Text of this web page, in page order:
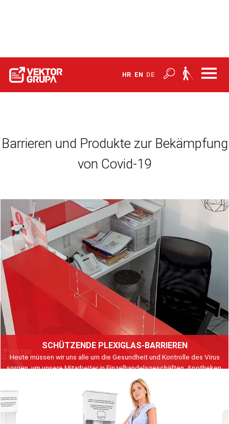
HR EN DE
Home
Produkte
Barrieren und Produkte zur Bekämpfung von Covid-19
Barrieren und Produkte zur Bekämpfung
von Covid-19
SCHÜTZENDE PLEXIGLAS-BARRIEREN
Heute müssen wir uns alle um die Gesundheit und Kontrolle des Virus
sorgen, um unsere Mitarbeiter in Einzelhandelsgeschäften, Apotheken,
Empfängen, Büros, Bäckereien zu schützen. Es wird empfohlen, einen
physischen Plexiglasbarier zu platzieren.
Weiterlesen